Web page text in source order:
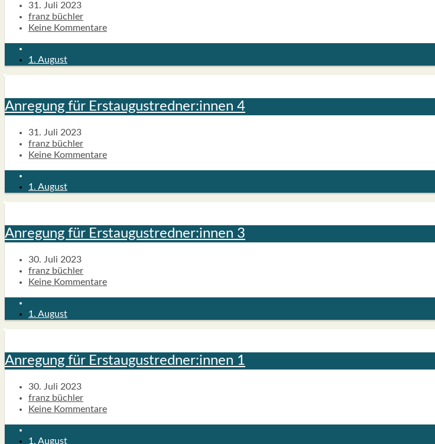
31. Juli 2023
franz büchler
Keine Kommentare
1. August
Anre­gung für Erstaugustredner:innen 4
31. Juli 2023
franz büchler
Keine Kommentare
1. August
Anre­gung für Erstaugustredner:innen 3
30. Juli 2023
franz büchler
Keine Kommentare
1. August
Anre­gung für Erstaugustredner:innen 1
30. Juli 2023
franz büchler
Keine Kommentare
1. August